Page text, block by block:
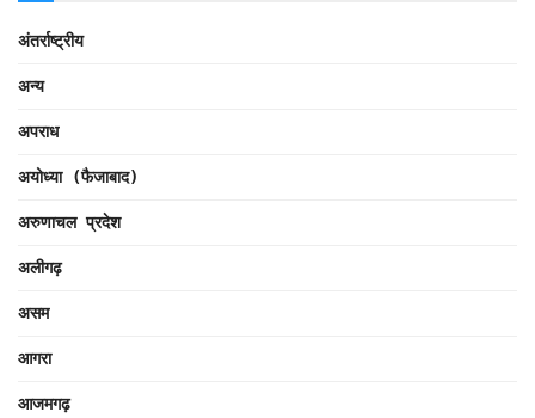
अंतर्राष्ट्रीय
अन्य
अपराध
अयोध्या (फैजाबाद)
अरुणाचल प्रदेश
अलीगढ़
असम
आगरा
आजमगढ़